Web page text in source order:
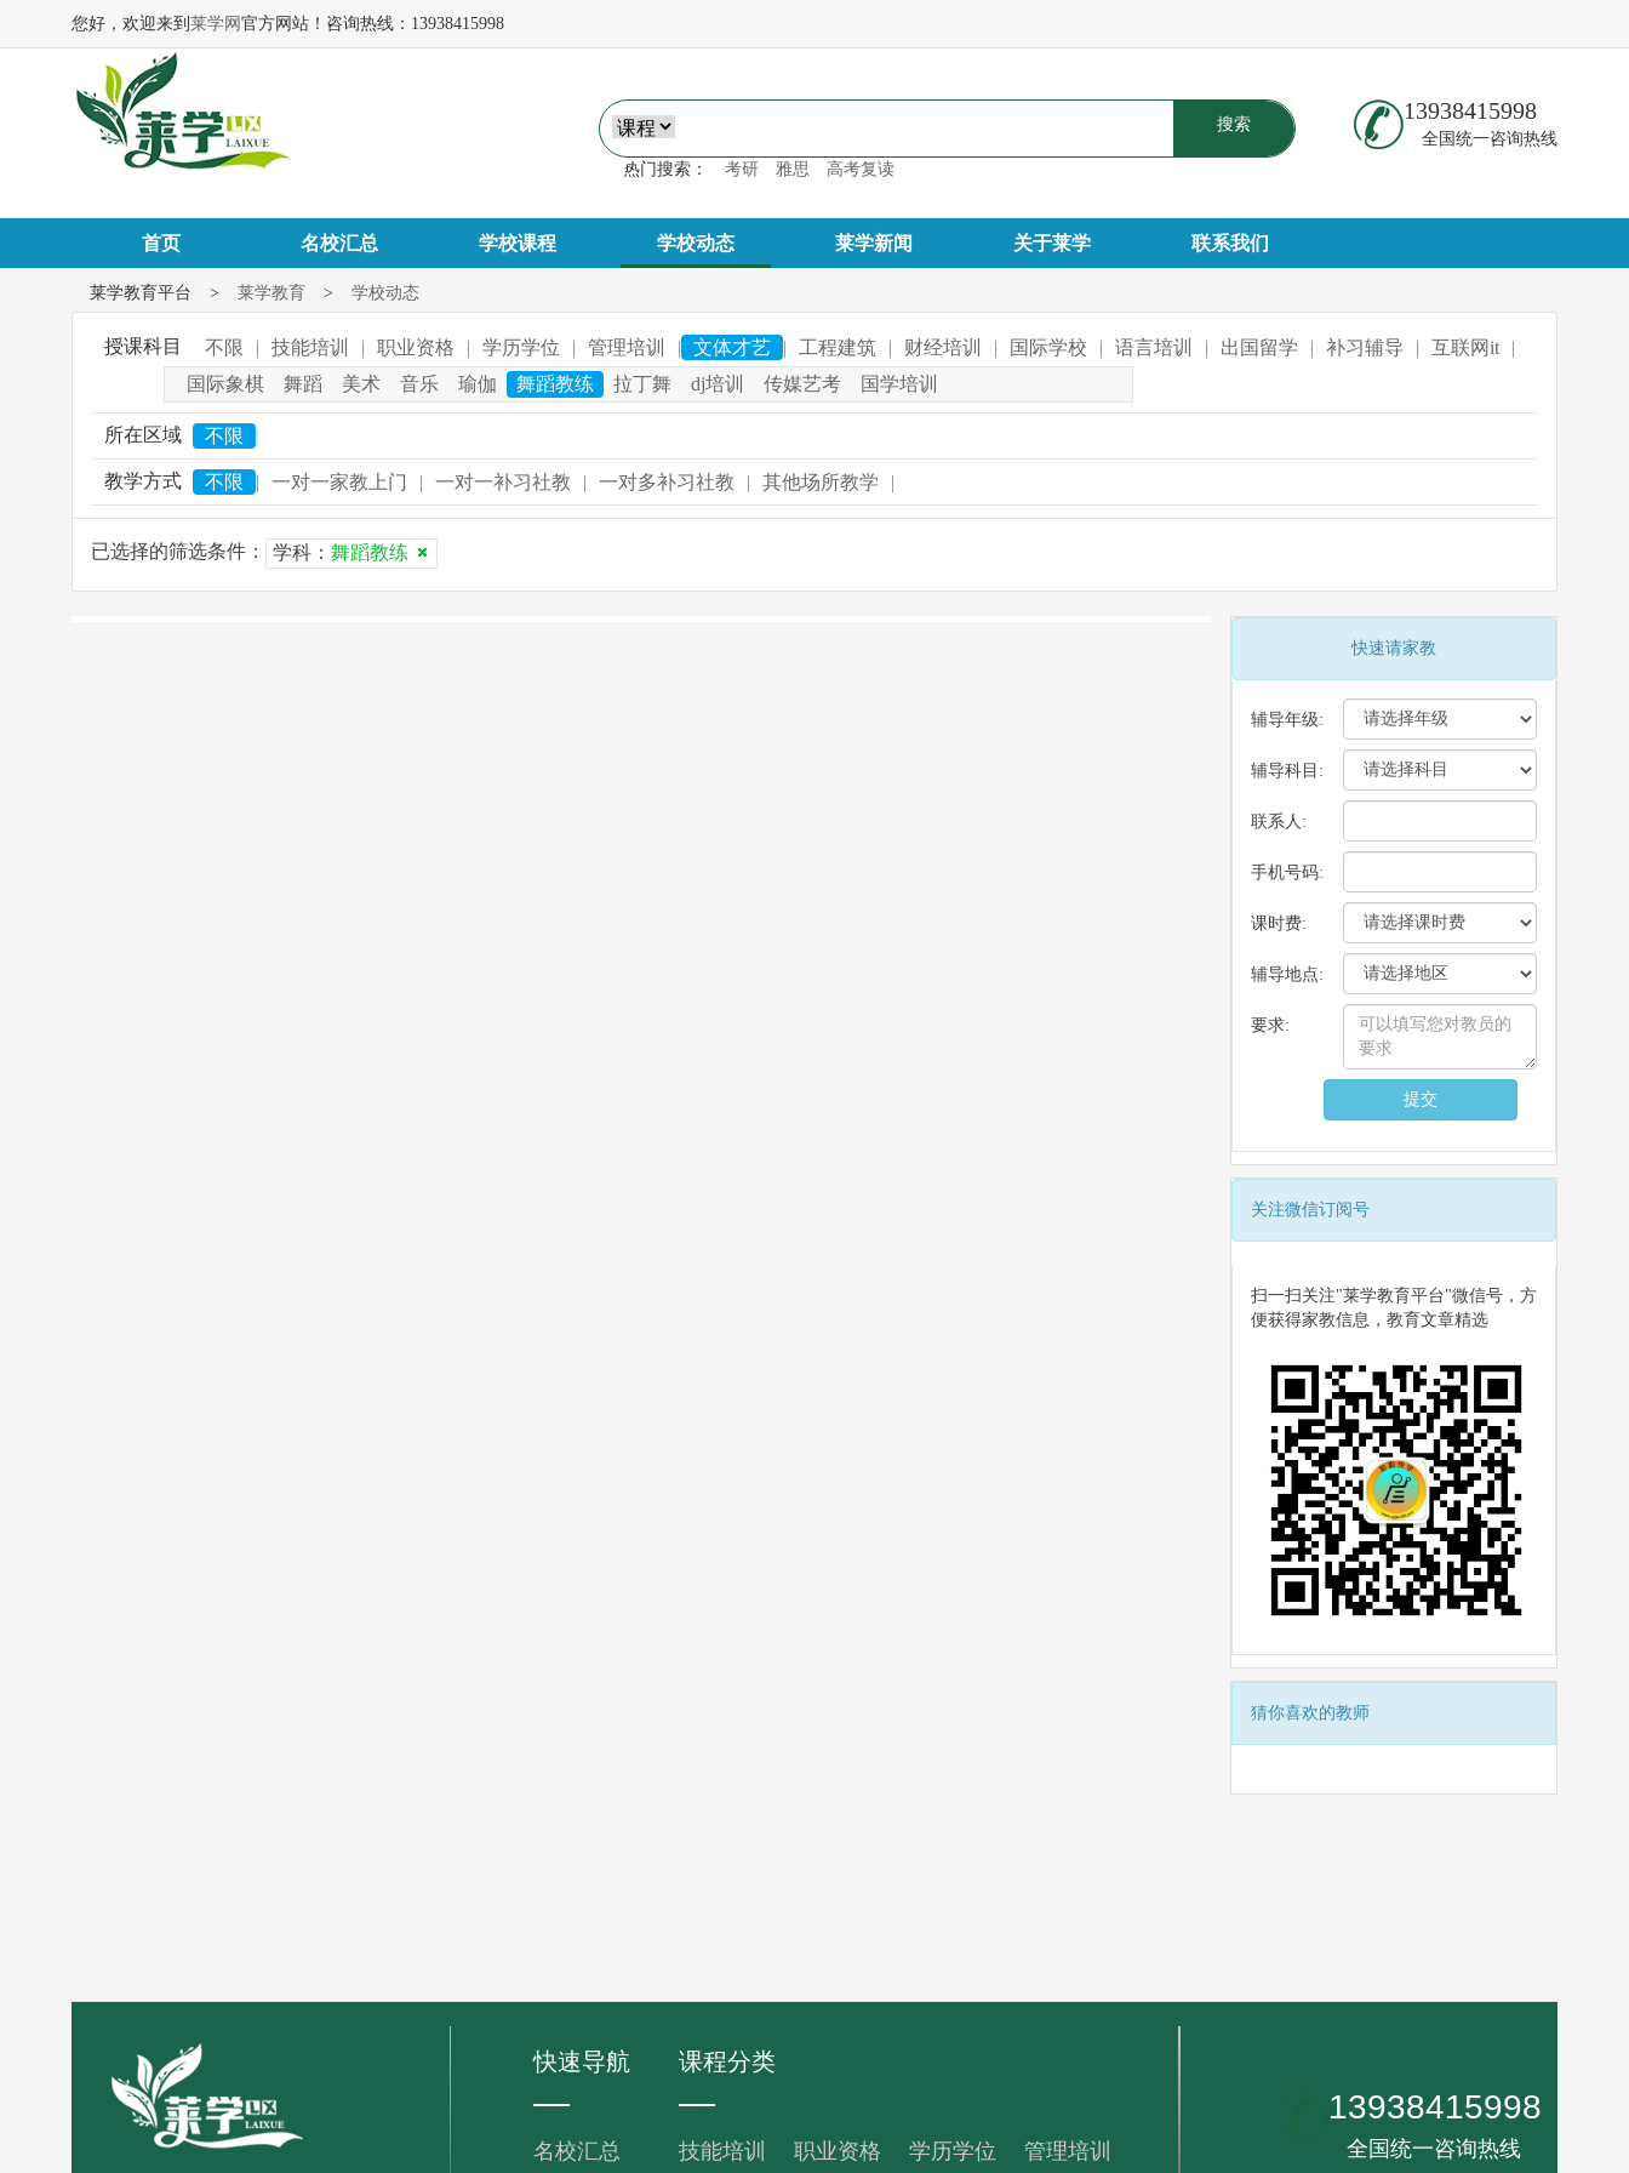
您好，欢迎来到 莱学网 官方网站！咨询热线：13938415998
搜索
热门搜索： 考研 雅思 高考复读
13938415998
全国统一咨询热线
首页 名校汇总 学校课程 学校动态 莱学新闻 关于莱学 联系我们
莱学教育平台 > 莱学教育 > 学校动态
授课科目 不限 | 技能培训 | 职业资格 | 学历学位 | 管理培训 | 文体才艺 | 工程建筑 | 财经培训 | 国际学校 | 语言培训 | 出国留学 | 补习辅导 | 互联网it
|
国际象棋
舞蹈 美术 音乐 瑜伽 舞蹈教练 拉丁舞 dj培训 传媒艺考 国学培训
所在区域 不限 |
教学方式 不限 | 一对一家教上门 | 一对一补习社教 | 一对多补习社教 | 其他场所教学 |
已选择的筛选条件： 学科： 舞蹈教练
快速请家教
辅导年级:
辅导科目:
联系人:
手机号码:
课时费:
辅导地点:
要求:
关注微信订阅号
扫一扫关注"莱学教育平台"微信号，方
便获得家教信息，教育文章精选
猜你喜欢的教师
快速导航
名校汇总
课程分类
技能培训 职业资格 学历学位 管理培训
13938415998
全国统一咨询热线